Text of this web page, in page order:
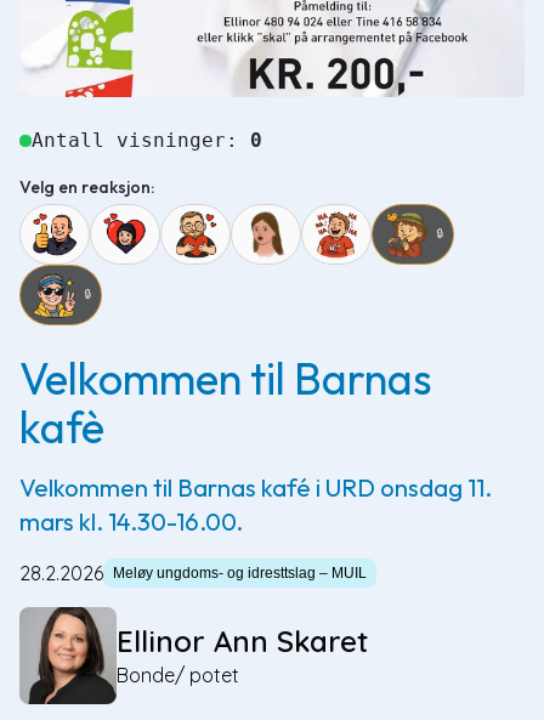
Antall visninger: 0
Velg en reaksjon:
🔒
🔒
Velkommen til Barnas
kafè
Velkommen til Barnas kafé i URD onsdag 11.
mars kl. 14.30-16.00.
28.2.2026 Meløy ungdoms- og idresttslag – MUIL
Ellinor Ann Skaret
Bonde/ potet